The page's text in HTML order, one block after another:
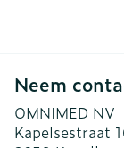
Neem
OMNIMED NV
Kapelsestraat